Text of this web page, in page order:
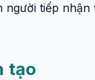
người tiếp nhận
tạo